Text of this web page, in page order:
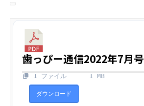
歯っぴー通信2022年7月号
1 ファイル 1 MB
ダウンロード